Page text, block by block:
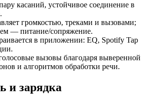
касаний, устойчивое соединение в
громкостью, треками и вызовами;
— питание/сопряжение.
в приложении: EQ, Spotify Tap
вызовы благодаря выверенной
и алгоритмов обработки речи.
и зарядка